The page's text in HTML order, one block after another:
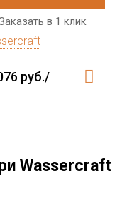
в 1 клик
руб./
Wassercraft